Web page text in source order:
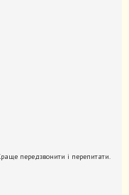
передзвонити і перепитати.